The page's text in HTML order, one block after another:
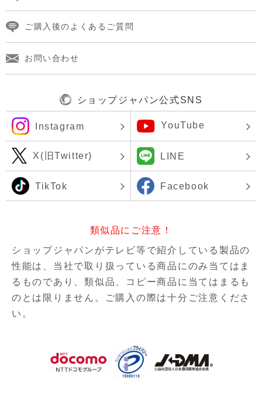
ご購入後のよくあるご質問
お問い合わせ
ショップジャパン公式SNS
Instagram YouTube
X(旧Twitter) LINE
TikTok Facebook
類似品にご注意！
ショップジャパンがテレビ等で紹介している製品の
性能は、当社で取り扱っている商品にのみ当てはま
るものであり、類似品、コピー商品に当てはまるも
のとは限りません。ご購入の際は十分ご注意くださ
い。